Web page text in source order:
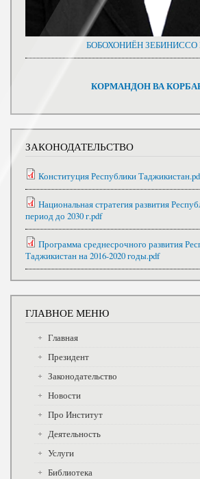
БОБОХОНИЁН ЗЕБИНИССО
КОРМАНДОН ВА
ЗАКОНОДАТЕЛЬСТВО
Конституция Республики
Национальная стратегия развития
период до 2030 г.pdf
Программа среднесрочного развития
Таджикистан на 2016-2020 годы.pdf
ГЛАВНОЕ МЕНЮ
Главная
Президент
Законодательство
Новости
Про Институт
Деятельность
Услуги
Библиотека